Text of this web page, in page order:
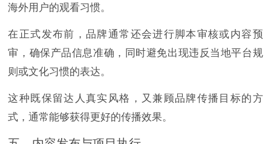
海外用户的观看习惯。
在正式发布前，品牌通常还会进行脚本审核或内容预
审，确保产品信息准确，同时避免出现违反当地平台规
则或文化习惯的表达。
这种既保留达人真实风格，又兼顾品牌传播目标的方
式，通常能够获得更好的传播效果。